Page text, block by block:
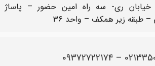
خیابان ری- سه راه امین حضور – پاساژ
طبقه زیر همکف – واحد 36
–
09372722174